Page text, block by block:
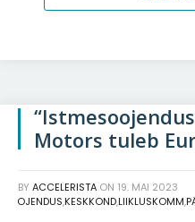
Motors tuleb
BY ACCELERISTA ON 19. MAI 2023
,KESKKOND,LIIKLUSKOMM,